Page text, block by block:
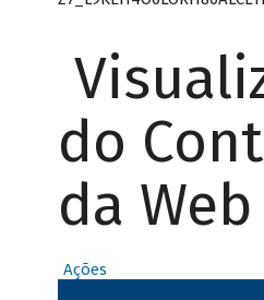
do
da Web
Ações